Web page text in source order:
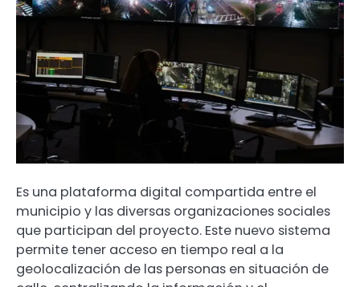
Es una plataforma digital compartida entre el
municipio y las diversas organizaciones sociales
que participan del proyecto. Este nuevo sistema
permite tener acceso en tiempo real a la
geolocalización de las personas en situación de